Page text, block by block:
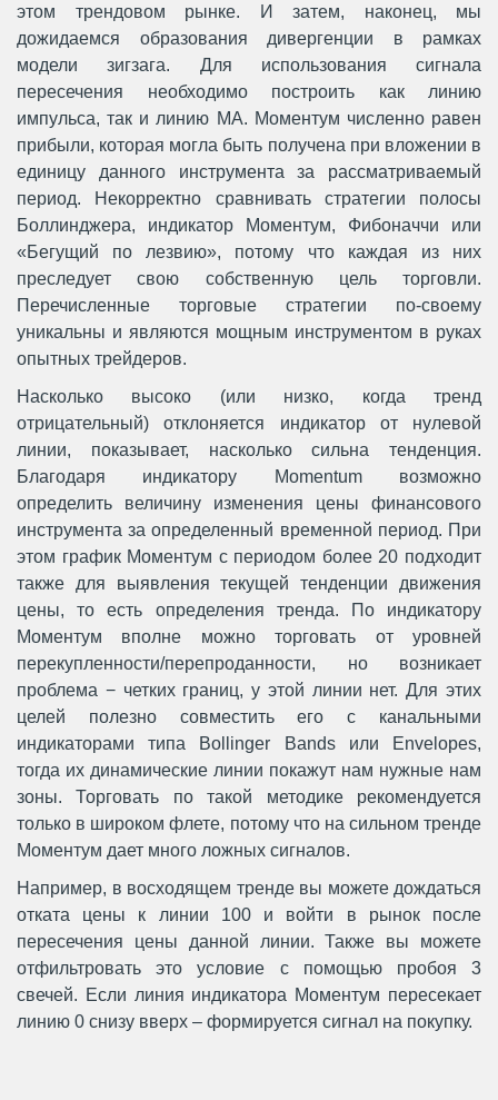
этом трендовом рынке. И затем, наконец, мы
дожидаемся образования дивергенции в рамках
модели зигзага. Для использования сигнала
пересечения необходимо построить как линию
импульса, так и линию МА. Моментум численно равен
прибыли, которая могла быть получена при вложении в
единицу данного инструмента за рассматриваемый
период. Некорректно сравнивать стратегии полосы
Боллинджера, индикатор Моментум, Фибоначчи или
«Бегущий по лезвию», потому что каждая из них
преследует свою собственную цель торговли.
Перечисленные торговые стратегии по-своему
уникальны и являются мощным инструментом в руках
опытных трейдеров.
Насколько высоко (или низко, когда тренд
отрицательный) отклоняется индикатор от нулевой
линии, показывает, насколько сильна тенденция.
Благодаря индикатору Momentum возможно
определить величину изменения цены финансового
инструмента за определенный временной период. При
этом график Моментум с периодом более 20 подходит
также для выявления текущей тенденции движения
цены, то есть определения тренда. По индикатору
Моментум вполне можно торговать от уровней
перекупленности/перепроданности, но возникает
проблема − четких границ, у этой линии нет. Для этих
целей полезно совместить его с канальными
индикаторами типа Bollinger Bands или Envelopes,
тогда их динамические линии покажут нам нужные нам
зоны. Торговать по такой методике рекомендуется
только в широком флете, потому что на сильном тренде
Моментум дает много ложных сигналов.
Например, в восходящем тренде вы можете дождаться
отката цены к линии 100 и войти в рынок после
пересечения цены данной линии. Также вы можете
отфильтровать это условие с помощью пробоя 3
свечей. Если линия индикатора Моментум пересекает
линию 0 снизу вверх – формируется сигнал на покупку.